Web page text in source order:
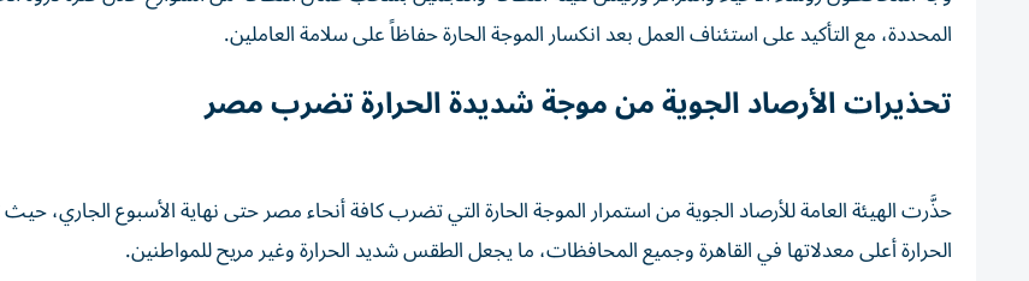
المحددة، مع التأكيد على استئناف العمل بعد انكسار الموجة الحارة حفاظاً على سلامة العاملين.
تحذيرات الأرصاد الجوية من موجة شديدة الحرارة تضرب مصر
حذَّرت الهيئة العامة للأرصاد الجوية من استمرار الموجة الحارة التي تضرب كافة أنحاء مصر حتى نهاية الأسبوع الجاري،
الحرارة أعلى معدلاتها في القاهرة وجميع المحافظات، ما يجعل الطقس شديد الحرارة وغير مريح للمواطنين.